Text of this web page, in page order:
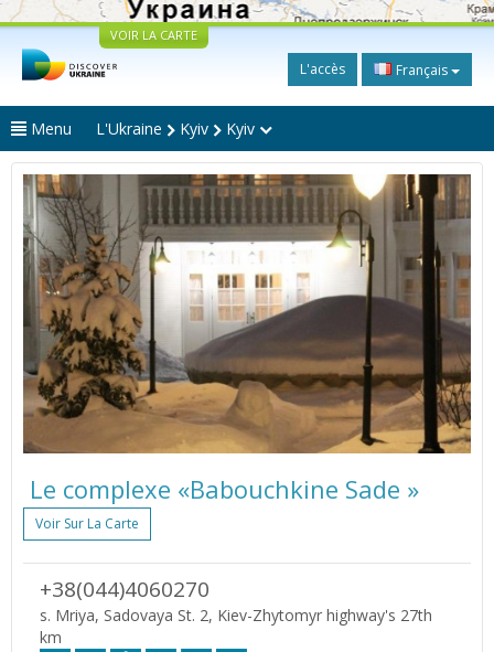
VOIR LA CARTE
L'accès Français
Menu L'Ukraine Kyiv Kyiv
Le complexe «Babouchkine Sade »
Voir Sur La Carte
+38(044)4060270
s. Mriya, Sadovaya St. 2, Kiev-Zhytomyr highway's 27th
km